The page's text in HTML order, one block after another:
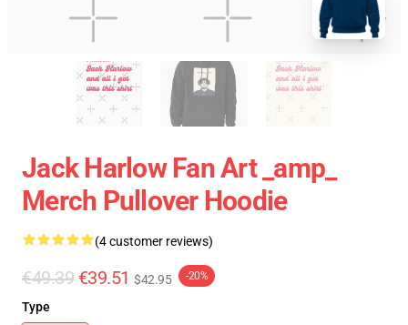
Jack Harlow Fan Art _amp_
Merch Pullover Hoodie
(4 customer reviews)
€49.39 €39.51 $42.95 -20%
Type